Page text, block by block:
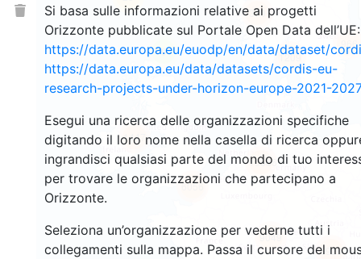
Si basa sulle informazioni relative ai progetti
Orizzonte pubblicate sul Portale Open Data dell’UE:
https://data.europa.eu/euodp/en/data/dataset/
https://data.europa.eu/data/datasets/cordis-eu-
research-projects-under-horizon-europe-2021-2027
Esegui una ricerca delle organizzazioni specifiche
digitando il loro nome nella casella di ricerca
ingrandisci qualsiasi parte del mondo di tuo
per trovare le organizzazioni che partecipano a
Orizzonte.
Seleziona un’organizzazione per vederne tutti i
collegamenti sulla mappa. Passa il cursore del
9 1209
370
966
10686
1447
6056
9049
6920